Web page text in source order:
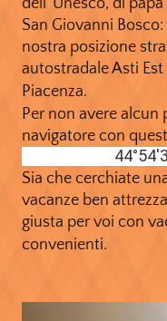
dell' Unesco, di
San Giovanni
nostra posizione
autostradale Asti Est
Piacenza.
Per non avere alcun
navigatore con
Sia che cerchiate
vacanze ben
giusta per voi con v
convenienti.